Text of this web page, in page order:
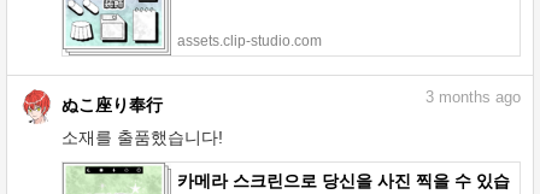
assets.clip-studio.com
ぬこ座り奉行
소재를 출품했습니다!
3 months ago
카메라 스크린으로 당신을 사진 찍을 수 있습